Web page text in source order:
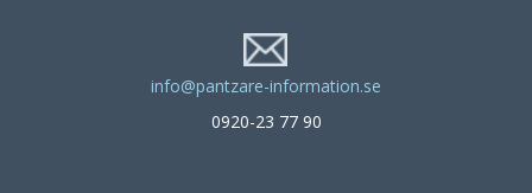
info@pantzare-information.se
0920-23 77 90